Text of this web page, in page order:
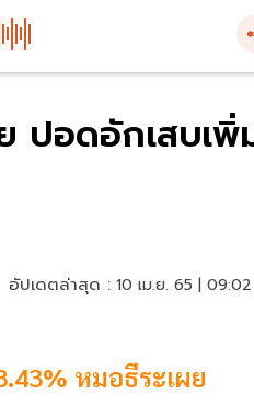
ปอดอักเสบเพิ่
อัปเดตล่าสุด : 10 เม.ย. 65 |
หมอธีระเผย